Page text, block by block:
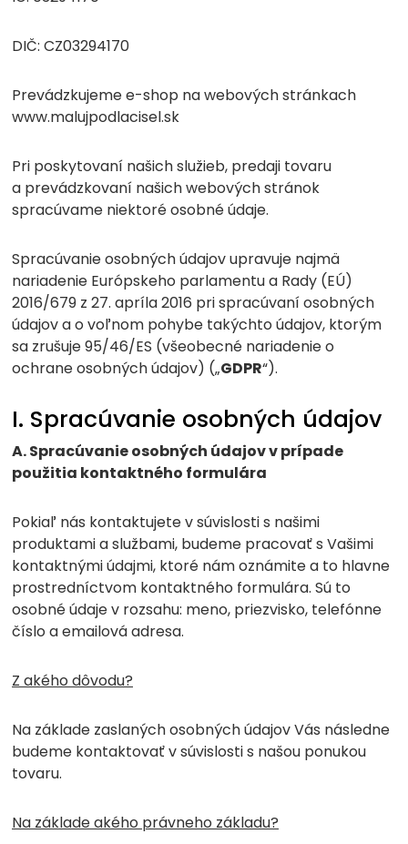
DIČ: CZ03294170
Prevádzkujeme e-shop na webových stránkach
www.malujpodlacisel.sk
Pri poskytovaní našich služieb, predaji tovaru
a prevádzkovaní našich webových stránok
spracúvame niektoré osobné údaje.
Spracúvanie osobných údajov upravuje najmä
nariadenie Európskeho parlamentu a Rady (EÚ)
2016/679 z 27. apríla 2016 pri spracúvaní osobných
údajov a o voľnom pohybe takýchto údajov, ktorým
sa zrušuje 95/46/ES (všeobecné nariadenie o
ochrane osobných údajov) („GDPR“).
I. Spracúvanie osobných údajov
A. Spracúvanie osobných údajov v prípade
použitia kontaktného formulára
Pokiaľ nás kontaktujete v súvislosti s našimi
produktami a službami, budeme pracovať s Vašimi
kontaktnými údajmi, ktoré nám oznámite a to hlavne
prostredníctvom kontaktného formulára. Sú to
osobné údaje v rozsahu: meno, priezvisko, telefónne
číslo a emailová adresa.
Z akého dôvodu?
Na základe zaslaných osobných údajov Vás následne
budeme kontaktovať v súvislosti s našou ponukou
tovaru.
Na základe akého právneho základu?